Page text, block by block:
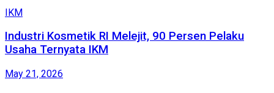
IKM
Industri Kosmetik RI Melejit, 90 Persen Pelaku
Usaha Ternyata IKM
May 21, 2026